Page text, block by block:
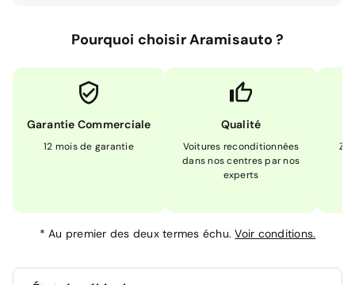
Pourquoi choisir Aramisauto ?
Garantie Commerciale
12 mois de garantie
Qualité
Voitures reconditionnées
dans nos centres par nos
experts
*Au premier des deux termes échu.Voir conditions.